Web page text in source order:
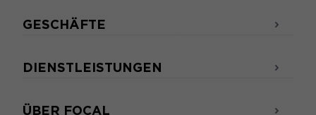
GESCHÄFTE
DIENSTLEISTUNGEN
ÜBER FOCAL